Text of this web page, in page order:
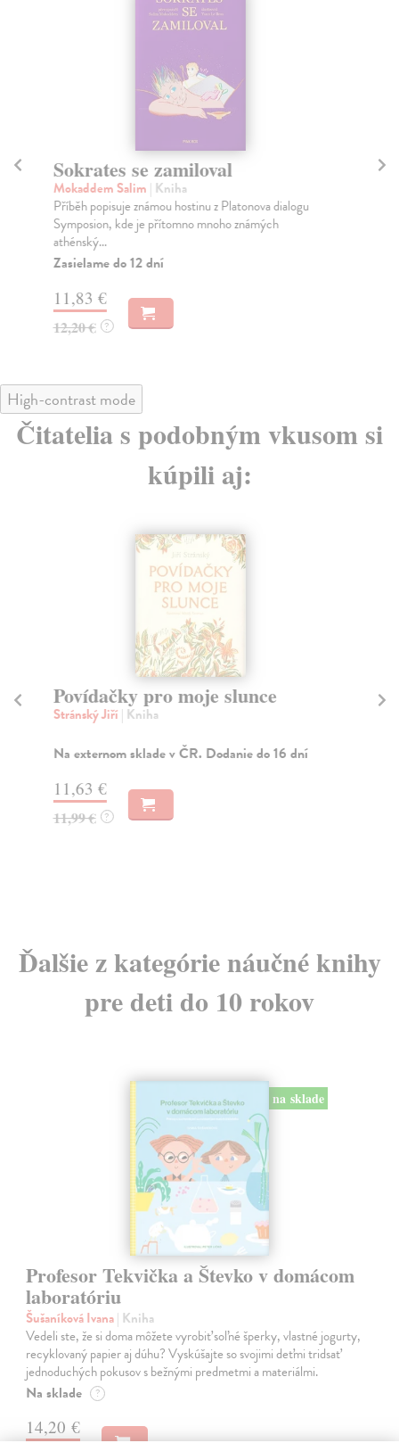
Sokrates se zamiloval
Mokaddem Salim | Kniha
Příběh popisuje známou hostinu z Platonova dialogu
Symposion, kde je přítomno mnoho známých
athénský...
Zasielame do 12 dní
11,83 €
12,20 € ?
High-contrast mode
Čitatelia s podobným vkusom si
kúpili aj:
Povídačky pro moje slunce
Stránský Jiří | Kniha
Na externom sklade v ČR. Dodanie do 16 dní
11,63 €
11,99 € ?
Ďalšie z kategórie náučné knihy
pre deti do 10 rokov
na sklade
Profesor Tekvička a Števko v domácom
laboratóriu
Šušaníková Ivana| Kniha
Vedeli ste, že si doma môžete vyrobiť soľné šperky, vlastné jogurty,
recyklovaný papier aj dúhu? Vyskúšajte so svojimi deťmi tridsať
jednoduchých pokusov s bežnými predmetmi a materiálmi.
Na sklade ?
14,20 €